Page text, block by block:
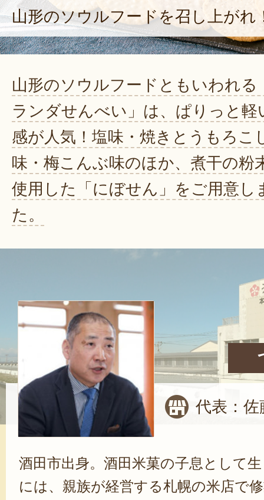
山形のソウルフードを召し上がれ
山形のソウルフードともいわれる
ランダせんべい」は、ぱりっと軽
感が人気！塩味・焼きとうもろこ
味・梅こんぶ味のほか、煮干の粉
使用した「にぼせん」をご用意し
た。
代表：佐
酒田市出身。酒田米菓の子息として
には、親族が経営する札幌の米店で